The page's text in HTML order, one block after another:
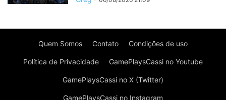
Quem Somos Contato Condições de uso
Política de Privacidade GamePlaysCassi no Youtube
GamePlaysCassi no X (Twitter)
GamePlaysCassi no Instagram